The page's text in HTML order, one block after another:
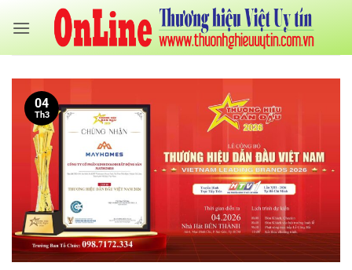
qua
04
Th3